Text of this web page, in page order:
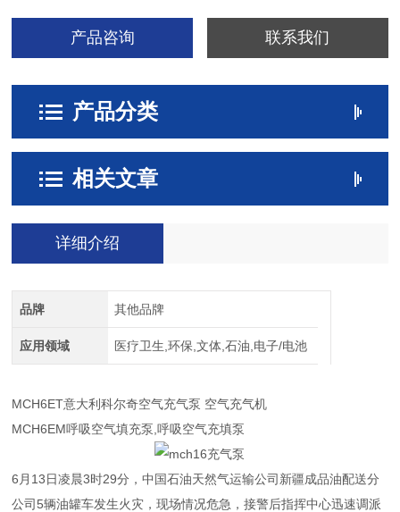
产品咨询 联系我们
产品分类
相关文章
详细介绍
品牌 其他品牌
应用领域 医疗卫生,环保,文体,石油,电子/电池
MCH6ET意大利科尔奇空气充气泵 空气充气机
MCH6EM呼吸空气填充泵,呼吸空气充填泵
6月13日凌晨3时29分，中国石油天然气运输公司新疆成品油配送分
公司5辆油罐车发生火灾，现场情况危急，接警后指挥中心迅速调派